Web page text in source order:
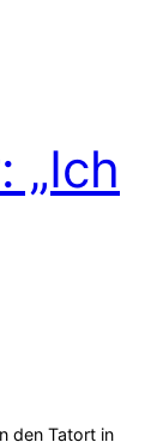
„Ich
den Tatort in